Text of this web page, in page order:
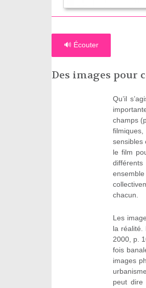
🔊 Écouter
Des images pour
Qu’il
champs
sensibles
le film
chacun.
Les
la réalité.
2000, p.
fois
images
peut dire